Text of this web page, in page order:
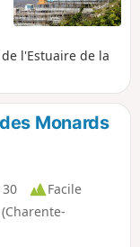
l'Estuaire de la
Monards
30
Facile